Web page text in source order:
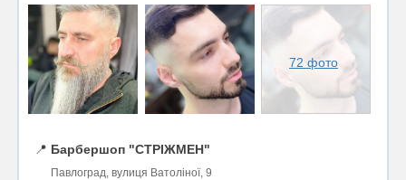
72 фото
📍 Барбершоп "СТРІЖМЕН"
Павлоград, вулиця Ватоліної, 9